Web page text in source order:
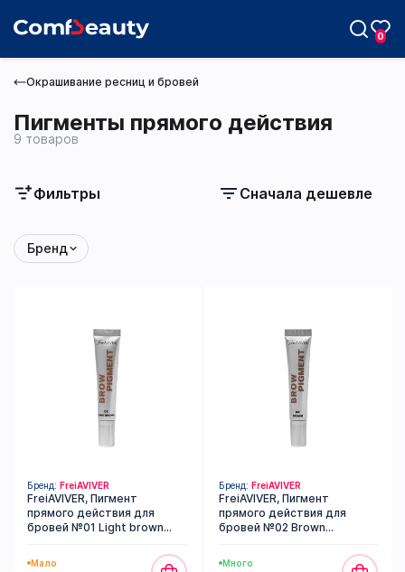
0
Telegram
Окрашивание ресниц и бровей
Пигменты прямого действия
9 товаров
Фильтры Сначала дешевле
Бренд
Бренд: FreiAVIVER
FreiAVIVER, Пигмент
прямого действия для
бровей №01 Light brown
Мало
Бренд: FreiAVIVER
FreiAVIVER, Пигмент
прямого действия для
бровей №02 Brown
Много